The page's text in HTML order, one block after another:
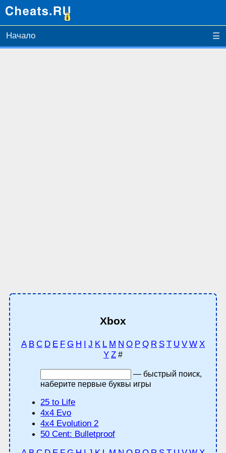
Начало ☰
Xbox
A B C D E F G H I J K L M N O P Q R S T U V W X
Y Z#
— быстрый поиск,
наберите первые буквы игры
25 to Life
4x4 Evo
4x4 Evolution 2
50 Cent: Bulletproof